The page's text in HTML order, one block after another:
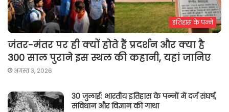
इतिहास के पन्ने
जंतर-मंतर पर ही क्यों होते हैं प्रदर्शन और क्या है
300 साल पुराने इस स्थल की कहानी, यहां जानिए
अगस्त 3, 2026
30 जुलाई: भारतीय इतिहास के पन्नों में दर्ज संघर्ष,
संविधान और विज्ञान की गाथा